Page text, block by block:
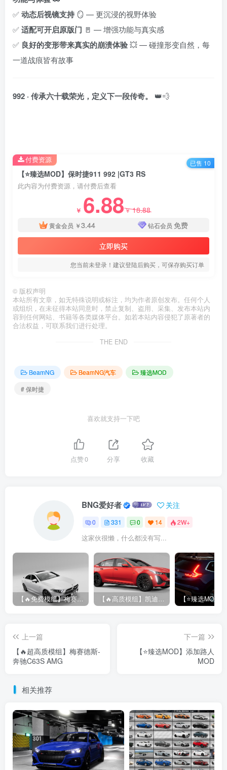
✅动态后视镜支持🪞 — 更沉浸的视野体验
✅适配可开启原版门 🚪 — 增强功能与真实感
✅ 良好的变形带来真实的崩溃体验💥 — 碰撞形变自然，每
一道战痕皆有故事
992 · 传承六十载荣光，定义下一段传奇。 👑💨
【⭐臻选MOD】保时捷911 992 |GT3 RS
此内容为付费资源，请付费后查看
￥ 6.88￥18.88
黄金会员 ￥3.44 钻石会员 免费
立即购买
您当前未登录！建议登陆后购买，可保存购买订单
付费资源 已售 10
© 版权声明
本站所有文章，如无特殊说明或标注，均为作者原创发布。任何个人
或组织，在未征得本站同意时，禁止复制、盗用、采集、发布本站内
容到任何网站、书籍等各类媒体平台。如若本站内容侵犯了原著者的
合法权益，可联系我们进行处理。
THE END
BeamNG BeamNG汽车
臻选MOD
# 保时捷
喜欢就支持一下吧
点赞0 分享 收藏
BNG爱好者 关注
0 331 0 14 2W+
这家伙很懒，什么都没有写...
【🔥免费模组】梅赛德斯-奔驰CLS53 [免费] 【🔥高质模组】凯迪拉克 CT5 2020
上一篇
【🔥超高质模组】梅赛德斯-
奔驰C63S AMG
下一篇
【⭐臻选MOD】添加路人
MOD
相关推荐